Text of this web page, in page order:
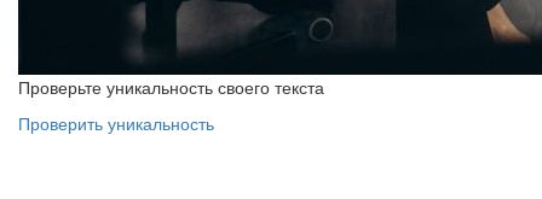
Проверьте уникальность своего текста
Проверить уникальность